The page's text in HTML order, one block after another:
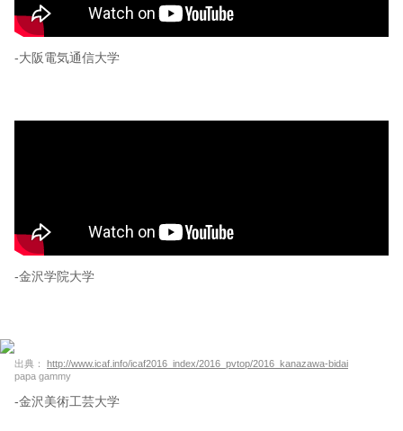
-大阪電気通信大学
-金沢学院大学
出典：
http://www.icaf.info/icaf2016_index/2016_pvtop/2016_kanazawa-bidai
papa gammy
-金沢美術工芸大学